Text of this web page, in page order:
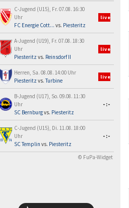
C-Jugend (U15), Fr. 07.08. 16:30
Uhr
FC Energie Cott... vs. Piesteritz
live
A-Jugend (U19), Fr. 07.08. 18:30
Uhr
Piesteritz vs. Reinsdorf II
live
Herren, Sa. 08.08. 14:00 Uhr
Piesteritz vs.Turbine
live
B-Jugend (U17), So. 09.08. 11:30
Uhr
SC Bernburgvs. Piesteritz
-:-
C-Jugend (U15), Di. 11.08. 18:00
Uhr
SC Templin vs. Piesteritz
-:-
© FuPa-Widget